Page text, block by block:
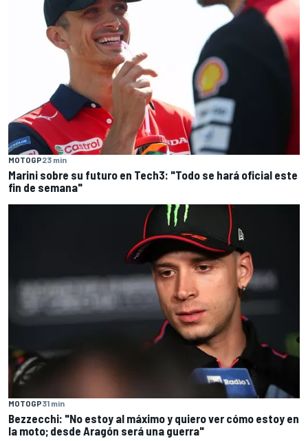
MOTOGP23 min
Marini sobre su futuro en Tech3: "Todo se hará oficial este
fin de semana"
MOTOGP31 min
Bezzecchi: "No estoy al máximo y quiero ver cómo estoy en
la moto; desde Aragón será una guerra"